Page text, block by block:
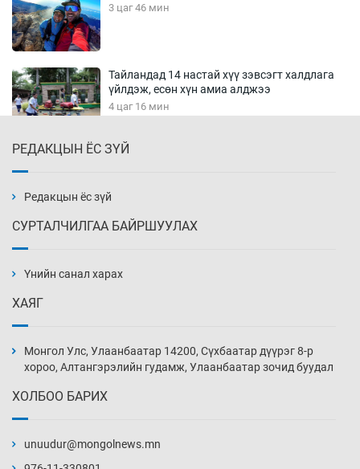
3 цаг 46 мин
Тайландад 14 настай хүү зэвсэгт халдлага
үйлдэж, есөн хүн амиа алджээ
4 цаг 16 мин
5 цаг 16 мин
5 цаг 46 мин
6 цаг 16 мин
РЕДАКЦЫН ЁС ЗҮЙ
Редакцын ёс зүй
СУРТАЛЧИЛГАА БАЙРШУУЛАХ
Үнийн санал харах
ХАЯГ
Монгол Улс, Улаанбаатар 14200, Сүхбаатар дүүрэг 8-р
хороо, Алтангэрэлийн гудамж, Улаанбаатар зочид буудал
ХОЛБОО БАРИХ
unuudur@mongolnews.mn